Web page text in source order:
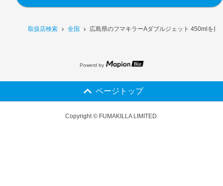
取扱店検索 全国 広島県のフマキラーAダブルジェット 450mlを扱
Powerd by
ページトップ
Copyright © FUMAKILLA LIMITED.